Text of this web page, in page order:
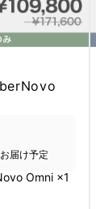
ても、常に
軽減！
する
届け予定
Omni ×1